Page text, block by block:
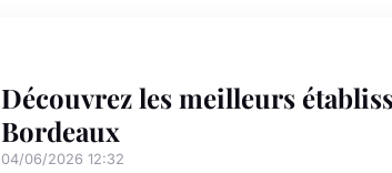
Découvrez les meilleurs
Bordeaux
04/06/2026 12:32